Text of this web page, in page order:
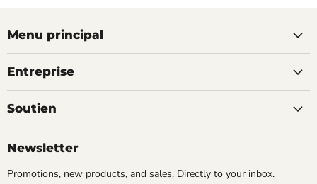
Menu principal
Entreprise
Soutien
Newsletter
Promotions, new products, and sales. Directly to your inbox.